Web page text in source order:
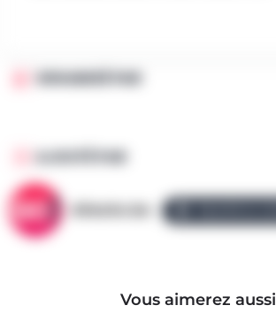
ORGANISÉ PAR
AJOUTÉ PAR
AllezGo.be
Vous aimerez aussi